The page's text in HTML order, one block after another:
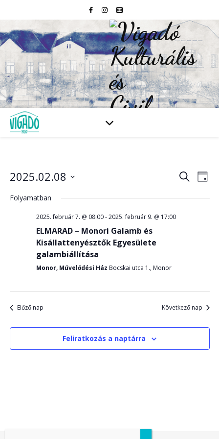
Keresett
Nap
2025.02.08
kiválasztása.
Folyamatban
2025. február 7. @ 08:00-2025. február 9. @ 17:00
ELMARAD – Monori Galamb és
Kisállattenyésztők Egyesülete
galambiállítása
Monor, Művelődési Ház Bocskai utca 1., Monor
Előző nap Következő nap
Feliratkozás a naptárra